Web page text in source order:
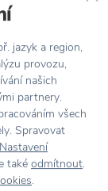
jazyk a region,
provozu,
našich
partnery.
všech
Spravovat
Nastavení
také odmítnout.
.